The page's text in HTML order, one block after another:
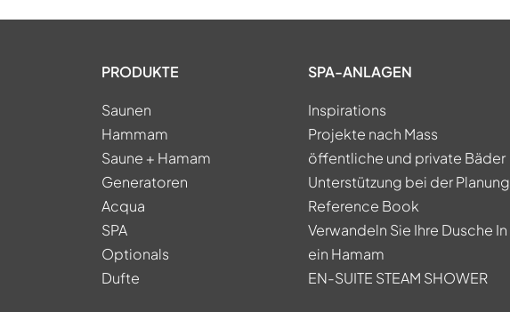
PRODUKTE
Saunen
Hammam
Saune + Hamam
Generatoren
Acqua
SPA
Optionals
Dufte
SPA-ANLAGEN
Inspirations
Projekte nach Mass
öffentliche und private Bäder
Unterstützung bei der Planung
Reference Book
Verwandeln Sie Ihre Dusche In
ein Hamam
EN-SUITE STEAM SHOWER